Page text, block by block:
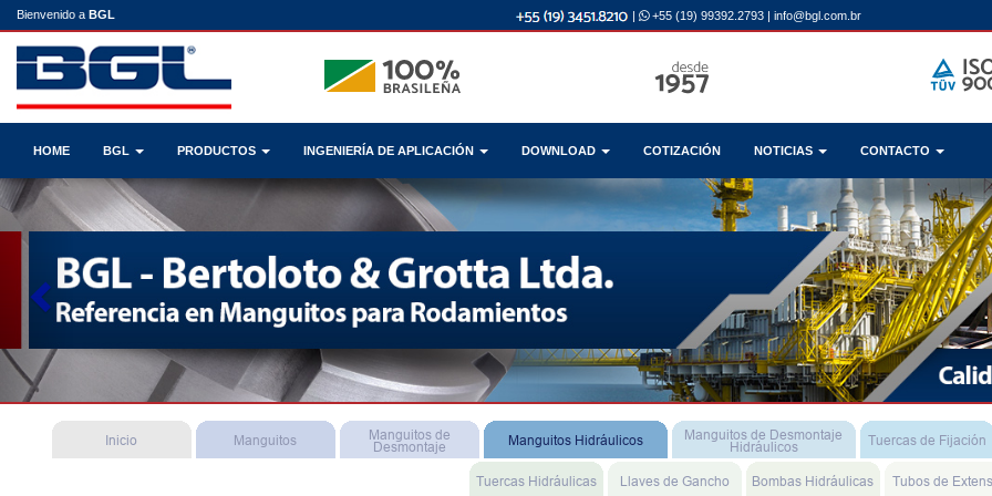
Bienvenido a BGL | +55 (19) 99392.2793 | info@bgl.com.br
HOME BGL PRODUCTOS INGENIERÍA DE APLICACIÓN DOWNLOAD COTIZACIÓN NOTICIAS CONTACTO
Previous